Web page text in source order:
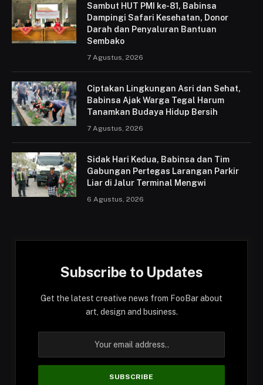
Sambut HUT PMI ke-81, Babinsa
Dampingi Safari Kesehatan, Donor
Darah dan Penyaluran Bantuan
Sembako
7 Agustus, 2026
Ciptakan Lingkungan Asri dan Sehat,
Babinsa Ajak Warga Tegal Harum
Tanamkan Budaya Hidup Bersih
7 Agustus, 2026
Sidak Hari Kedua, Babinsa dan Tim
Gabungan Pertegas Larangan Parkir
Liar di Jalur Terminal Mengwi
6 Agustus, 2026
Subscribe to Updates
Get the latest creative news from FooBar about
art, design and business.